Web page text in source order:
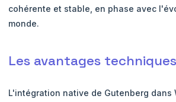
cohérente et stable, en phase avec
monde.
Les avantages
L'intégration native de Gutenberg